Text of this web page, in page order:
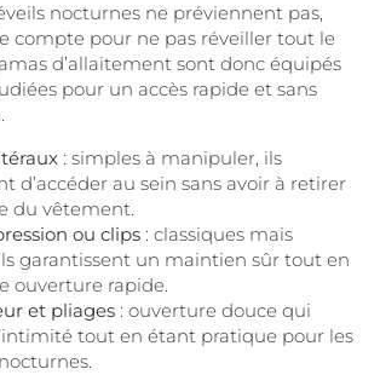
nocturnes ne préviennent pas,
compte pour ne pas réveiller tout le
d’allaitement sont donc équipés
pour un accès rapide et sans
: simples à manipuler, ils
d’accéder au sein sans avoir à retirer
du vêtement.
ou clips : classiques mais
garantissent un maintien sûr tout en
ouverture rapide.
et pliages : ouverture douce qui
tout en étant pratique pour les